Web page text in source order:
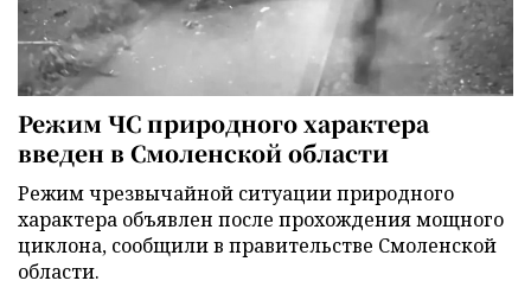
Режим ЧС природного характера
введен в Смоленской области
Режим чрезвычайной ситуации природного
характера объявлен после прохождения мощного
циклона, сообщили в правительстве Смоленской
области.